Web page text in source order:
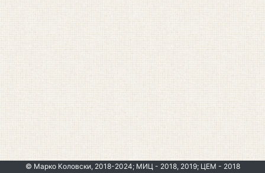
© Марко Коловски, 2018-2024; МИЦ - 2018, 2019; ЦЕМ - 2018